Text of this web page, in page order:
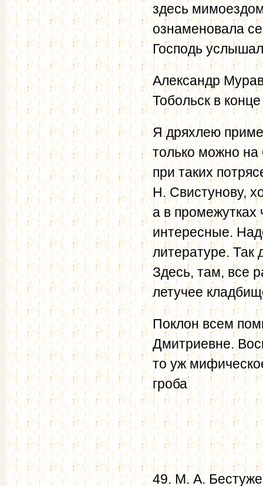
здесь
ознаменовала
Господь
Александр
Тобольск в
Я дряхлею
только можно
при таких
Н. Свистунову,
а в промежутках
интересные.
литературе. Так
Здесь, там, все
летучее
Поклон всем
Дмитриевне.
то уж
гроба
49. М. А.